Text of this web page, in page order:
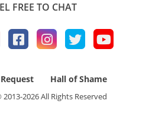
FREE TO CHAT
Request Hall of Shame
2026All Rights Reserved